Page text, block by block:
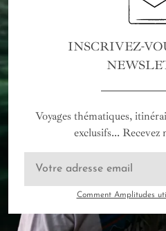
INSCRIVEZ-
Voyages thématiques,
exclusifs...
Comment Amplitudes